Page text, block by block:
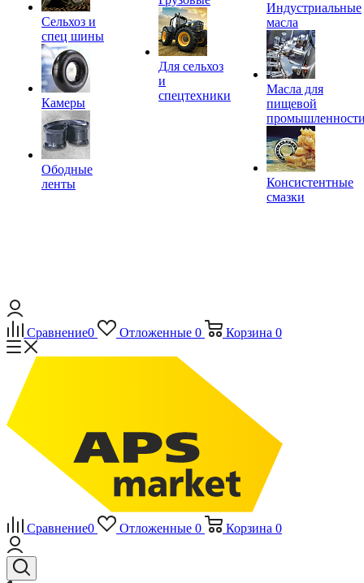
Сельхоз и
спец шины
Камеры
Ободные
ленты
Для сельхоз
и
спецтехники
Индустриальные
масла
Масла для
пищевой
Консистентные
смазки
Сравнение0 Отложенные 0 Корзина 0
Сравнение0 Отложенные 0 Корзина 0